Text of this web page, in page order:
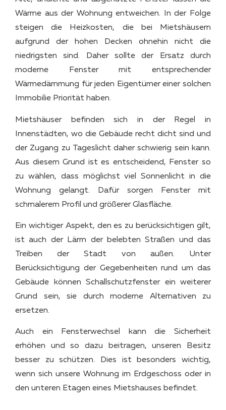
Wärme aus der Wohnung entweichen. In der Folge
steigen die Heizkosten, die bei Mietshäusern
aufgrund der hohen Decken ohnehin nicht die
niedrigsten sind. Daher sollte der Ersatz durch
moderne Fenster mit entsprechender
Wärmedämmung für jeden Eigentümer einer solchen
Immobilie Priorität haben.
Mietshäuser befinden sich in der Regel in
Innenstädten, wo die Gebäude recht dicht sind und
der Zugang zu Tageslicht daher schwierig sein kann.
Aus diesem Grund ist es entscheidend, Fenster so
zu wählen, dass möglichst viel Sonnenlicht in die
Wohnung gelangt. Dafür sorgen Fenster mit
schmalerem Profil und größerer Glasfläche.
Ein wichtiger Aspekt, den es zu berücksichtigen gilt,
ist auch der Lärm der belebten Straßen und das
Treiben der Stadt von außen. Unter
Berücksichtigung der Gegebenheiten rund um das
Gebäude können Schallschutzfenster ein weiterer
Grund sein, sie durch moderne Alternativen zu
ersetzen.
Auch ein Fensterwechsel kann die Sicherheit
erhöhen und so dazu beitragen, unseren Besitz
besser zu schützen. Dies ist besonders wichtig,
wenn sich unsere Wohnung im Erdgeschoss oder in
den unteren Etagen eines Mietshauses befindet.